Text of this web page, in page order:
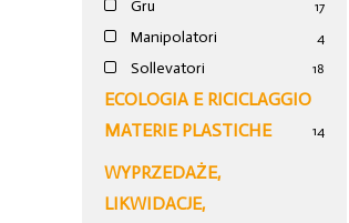
Gru 17
Manipolatori 4
Sollevatori 18
ECOLOGIA E RICICLAGGIO
MATERIE PLASTICHE
14
WYPRZEDAŻE,
LIKWIDACJE,